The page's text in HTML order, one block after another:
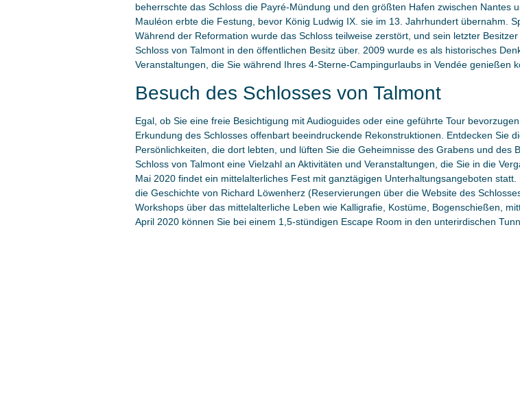
beherrschte das Schloss die Payré-Mündung und den größten Hafen zwischen Nantes
Mauléon erbte die Festung, bevor König Ludwig IX. sie im 13. Jahrhundert übernahm.
Während der Reformation wurde das Schloss teilweise zerstört, und sein letzter
Schloss von Talmont in den öffentlichen Besitz über. 2009 wurde es als historisches
Veranstaltungen, die Sie während Ihres 4-Sterne-Campingurlaubs in Vendée genießen
Besuch des Schlosses von Talmont
Egal, ob Sie eine freie Besichtigung mit Audioguides oder eine geführte Tour
Erkundung des Schlosses offenbart beeindruckende Rekonstruktionen. Entdecken Sie
Persönlichkeiten, die dort lebten, und lüften Sie die Geheimnisse des Grabens und des
Schloss von Talmont eine Vielzahl an Aktivitäten und Veranstaltungen, die Sie in die
Mai 2020 findet ein mittelalterliches Fest mit ganztägigen Unterhaltungsangeboten
die Geschichte von Richard Löwenherz (Reservierungen über die Website des
Workshops über das mittelalterliche Leben wie Kalligrafie, Kostüme, Bogenschießen,
April 2020 können Sie bei einem 1,5-stündigen Escape Room in den unterirdischen